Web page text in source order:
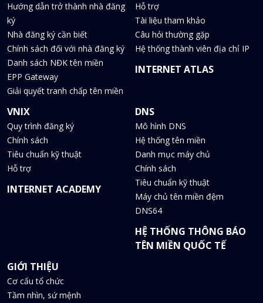
Hướng dẫn trở thành nhà đăng
ký
Nhà đăng ký cần biết
Chính sách đối với nhà đăng ký
Danh sách NĐK tên miền
EPP Gateway
Giải quyết tranh chấp tên miền
Hỗ trợ
Tài liệu tham khảo
Câu hỏi thường gặp
Hệ thống thành viên địa chỉ IP
INTERNET ATLAS
VNIX
Quy trình đăng ký
Chính sách
Tiêu chuẩn kỹ thuật
Hỗ trợ
INTERNET ACADEMY
DNS
Mô hình DNS
Hệ thống tên miền
Danh mục máy chủ
Chính sách
Tiêu chuẩn kỹ thuật
Máy chủ tên miền đệm
DNS64
HỆ THỐNG THÔNG BÁO
TÊN MIỀN QUỐC TẾ
GIỚI THIỆU
Cơ cấu tổ chức
Tầm nhìn, sứ mệnh